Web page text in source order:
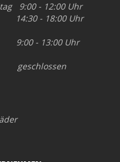
9:00 - 12:00 Uhr
18:00 Uhr
- 13:00 Uhr